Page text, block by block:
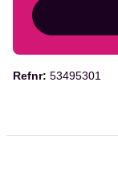
Refnr: 53495301